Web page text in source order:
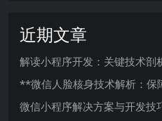
近期文章
解读小程序开发：关键技术剖
**微信人脸核身技术解析：
微信小程序解决方案与开发技